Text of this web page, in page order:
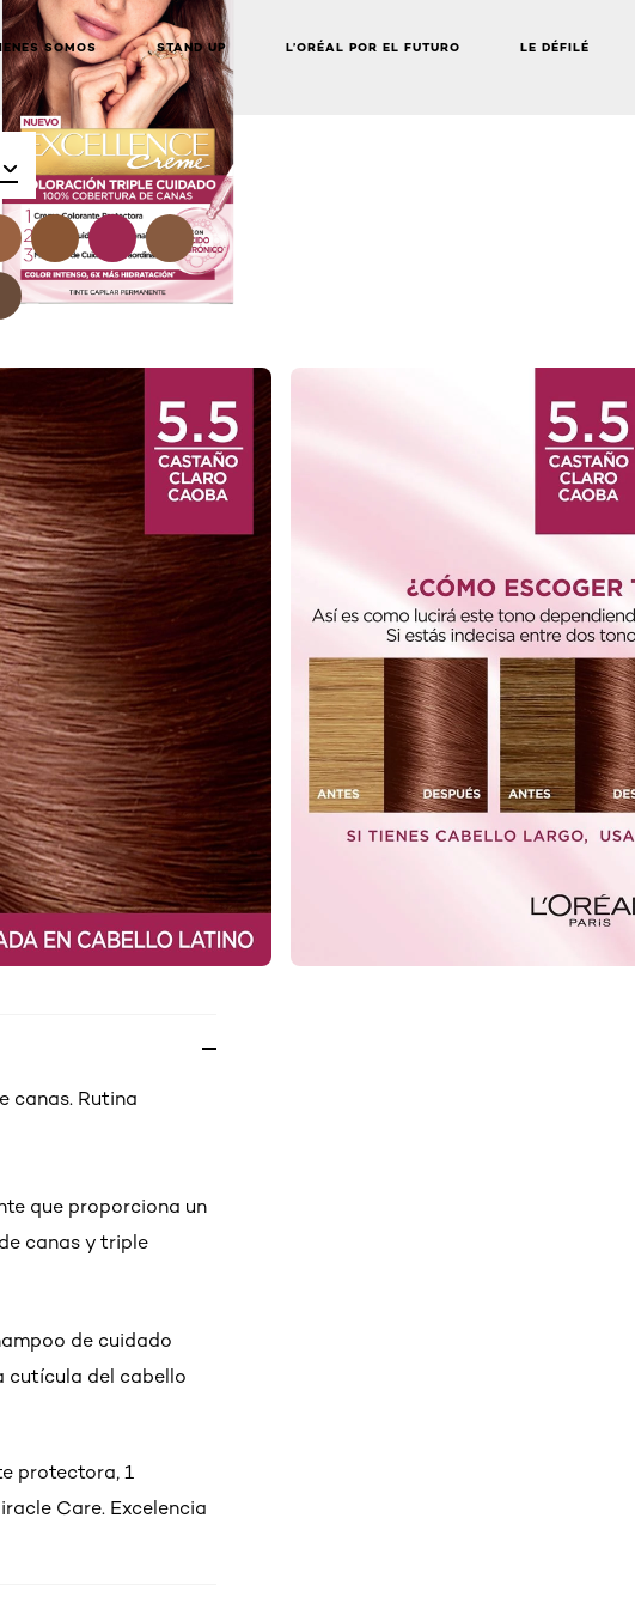
SOMOS STAND UP L’ORÉAL POR EL FUTURO LE DÉFILÉ
NEXT CARD
canas. Rutina
que proporciona un
canas y triple
de cuidado
cutícula del cabello
protectora, 1
Care. Excelencia